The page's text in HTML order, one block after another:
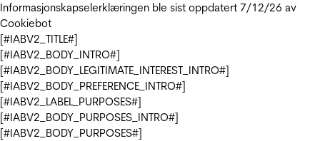
Informasjonskapselerklæringen ble sist oppdatert 7/12/26 av
Cookiebot
[#IABV2_TITLE#]
[#IABV2_BODY_INTRO#]
[#IABV2_BODY_LEGITIMATE_INTEREST_INTRO#]
[#IABV2_BODY_PREFERENCE_INTRO#]
[#IABV2_LABEL_PURPOSES#]
[#IABV2_BODY_PURPOSES_INTRO#]
[#IABV2_BODY_PURPOSES#]